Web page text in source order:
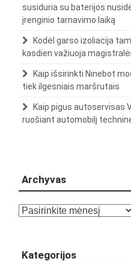
susiduria su baterijos
įrenginio tarnavimo laiką
Kodėl garso izoliacija
kasdien važiuoja
Kaip išsirinkti Ninebot
tiek ilgesniais maršrutais
Kaip pigus autoservisas
ruošiant automobilį
Archyvas
Archyvas
Kategorijos